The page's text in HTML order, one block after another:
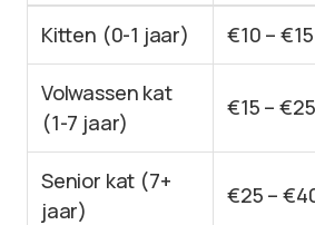
Kitten (0-1 jaar) €10 – €15
Volwassen kat
(1-7 jaar)
€15 – €25
Senior kat (7+
jaar)
€25 –